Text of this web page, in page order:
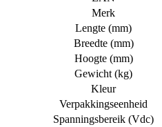
Merk
Lengte (mm)
Breedte (mm)
Hoogte (mm)
Gewicht (kg)
Kleur
Verpakkingseenheid
Spanningsbereik (Vdc)